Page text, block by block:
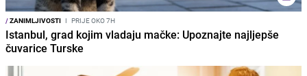
/ZANIMLJIVOSTI I PRIJE OKO 7H
Istanbul, grad kojim vladaju mačke: Upoznajte najljepše
čuvarice Turske